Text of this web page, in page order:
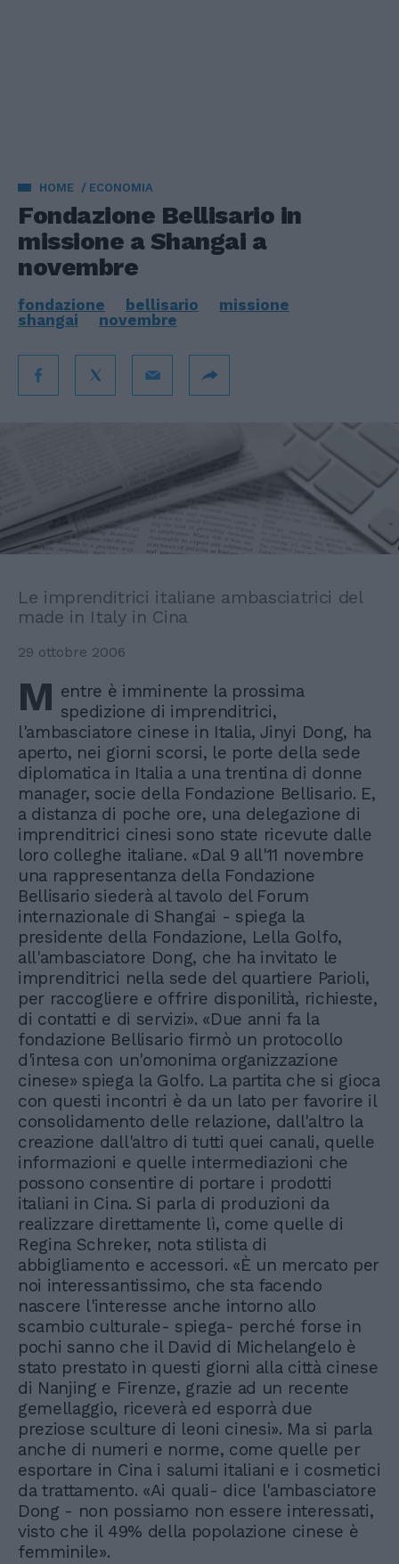
HOME ECONOMIA
Fondazione Bellisario in
missione a Shangai a
novembre
fondazione bellisario
missione
shangai
novembre
Le imprenditrici italiane ambasciatrici del
made in Italy in Cina
29 ottobre 2006
M entre è imminente la prossima
spedizione di imprenditrici,
l'ambasciatore cinese in Italia, Jinyi Dong, ha
aperto, nei giorni scorsi, le porte della sede
diplomatica in Italia a una trentina di donne
manager, socie della Fondazione Bellisario. E,
a distanza di poche ore, una delegazione di
imprenditrici cinesi sono state ricevute dalle
loro colleghe italiane. «Dal 9 all'11 novembre
una rappresentanza della Fondazione
Bellisario siederà al tavolo del Forum
internazionale di Shangai - spiega la
presidente della Fondazione, Lella Golfo,
all'ambasciatore Dong, che ha invitato le
imprenditrici nella sede del quartiere Parioli,
per raccogliere e offrire disponilità, richieste,
di contatti e di servizi». «Due anni fa la
fondazione Bellisario firmò un protocollo
d'intesa con un'omonima organizzazione
cinese» spiega la Golfo. La partita che si gioca
con questi incontri è da un lato per favorire il
consolidamento delle relazione, dall'altro la
creazione dall'altro di tutti quei canali, quelle
informazioni e quelle intermediazioni che
possono consentire di portare i prodotti
italiani in Cina. Si parla di produzioni da
realizzare direttamente lì, come quelle di
Regina Schreker, nota stilista di
abbigliamento e accessori. «È un mercato per
noi interessantissimo, che sta facendo
nascere l'interesse anche intorno allo
scambio culturale- spiega- perché forse in
pochi sanno che il David di Michelangelo è
stato prestato in questi giorni alla città cinese
di Nanjing e Firenze, grazie ad un recente
gemellaggio, riceverà ed esporrà due
preziose sculture di leoni cinesi». Ma si parla
anche di numeri e norme, come quelle per
esportare in Cina i salumi italiani e i cosmetici
da trattamento. «Ai quali- dice l'ambasciatore
Dong - non possiamo non essere interessati,
visto che il 49% della popolazione cinese è
femminile».